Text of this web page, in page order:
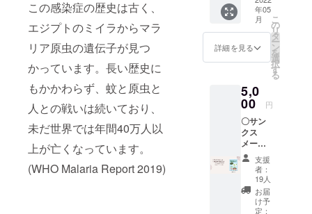
この感染症の歴史は古く、
エジプトのミイラからマラ
リア原虫の遺伝子が見つ
かっています。長い歴史に
もかかわらず、蚊と原虫と
人との戦いは続いており、
未だ世界では年間40万人以
上が亡くなっています。
(WHO Malaria Report 2019)
くっちゃ。
と意気込ん
でいます。
是非我々に
伝いをさせ
て下さい。
ゼロマラリ
ア達成時、
保健所職員
の方達が咽
び泣き、歓
喜したよう
ゴ缶
バッジ
年05
月
詳細を見る
こ
の
リ
タ
ー
ン
を
選
択
す
る
5,0
00 円
〇サン
クス
メール
〇絵本
「八重
山のマ
ラリ
ア」
（仮
支援
者：
19人
お届
け予
定：